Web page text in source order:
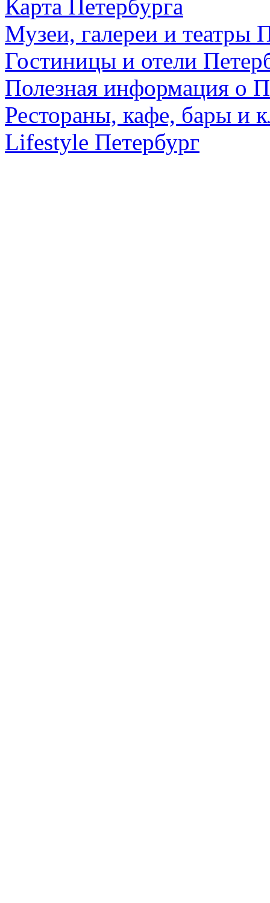
Карта Петербурга
Музеи, галереи и театры
Гостиницы и отели
Полезная информация о
Рестораны, кафе, бары и
Lifestyle Петербург